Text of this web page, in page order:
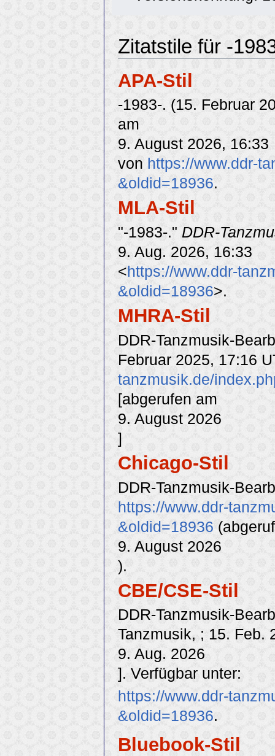
Zitatstile für -
APA-Stil
-1983-. (15. Februar
am
9. August 2026, 16:33
von https://www.ddr-
&oldid=18936.
MLA-Stil
"-1983-." DDR-
9. Aug. 2026, 16:33
<https://www.ddr-
&oldid=18936>.
MHRA-Stil
DDR-Tanzmusik-
Februar 2025, 17:16
tanzmusik.de/
[abgerufen am
9. August 2026
]
Chicago-Stil
DDR-Tanzmusik-
https://www.ddr-
&oldid=18936
9. August 2026
).
CBE/CSE-Stil
DDR-Tanzmusik-
Tanzmusik, ; 15. Feb.
9. Aug. 2026
]. Verfügbar unter:
https://www.ddr-
&oldid=18936.
Bluebook-Stil